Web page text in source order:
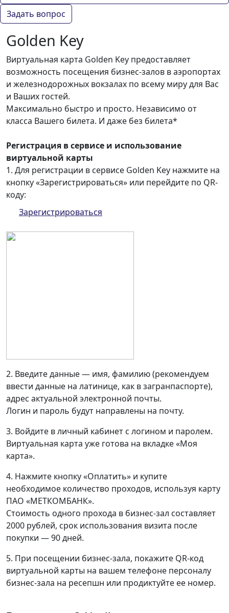
Задать вопрос
Golden Key
Виртуальная карта Golden Key предоставляет
возможность посещения бизнес-залов в аэропортах
и железнодорожных вокзалах по всему миру для Вас
и Ваших гостей.
Максимально быстро и просто. Независимо от
класса Вашего билета. И даже без билета*
Регистрация в сервисе и использование
виртуальной карты
1. Для регистрации в сервисе Golden Key нажмите на
кнопку «Зарегистрироваться» или перейдите по QR-
коду:
Зарегистрироваться
2. Введите данные — имя, фамилию (рекомендуем
ввести данные на латинице, как в загранпаспорте),
адрес актуальной электронной почты.
Логин и пароль будут направлены на почту.
3. Войдите в личный кабинет с логином и паролем.
Виртуальная карта уже готова на вкладке «Моя
карта».
4. Нажмите кнопку «Оплатить» и купите
необходимое количество проходов, используя карту
ПАО «МЕТКОМБАНК».
Стоимость одного прохода в бизнес-зал составляет
2000 рублей, срок использования визита после
покупки — 90 дней.
5. При посещении бизнес-зала, покажите QR-код
виртуальной карты на вашем телефоне персоналу
бизнес-зала на ресепшн или продиктуйте ее номер.